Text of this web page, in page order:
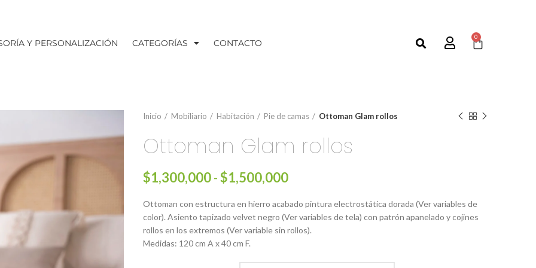
Y PERSONALIZACIÓN CATEGORÍAS CONTACTO
0
Inicio Mobiliario Habitación Pie de camas Ottoman Glam rollos
Ottoman Glam rollos
$1,300,000-$1,500,000
Ottoman con estructura en hierro acabado pintura electrostática dorada (Ver variables de
color). Asiento tapizado velvet negro (Ver variables de tela) con patrón apanelado y cojines
rollos en los extremos (Ver variable sin rollos).
Medidas: 120 cm A x 40 cm F.